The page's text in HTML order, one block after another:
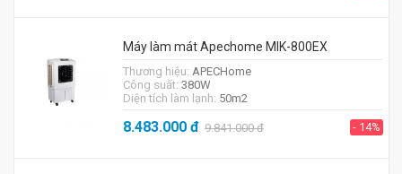
Máy làm mát Apechome MIK-800EX
Thương hiệu: APECHome
Công suất: 380W
Diện tích làm lạnh: 50m2
8.483.000đ 9.841.000đ - 14%